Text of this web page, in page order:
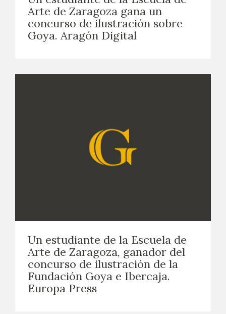
Arte de Zaragoza gana un
concurso de ilustración sobre
Goya. Aragón Digital
Un estudiante de la Escuela de
Arte de Zaragoza, ganador del
concurso de ilustración de la
Fundación Goya e Ibercaja.
Europa Press